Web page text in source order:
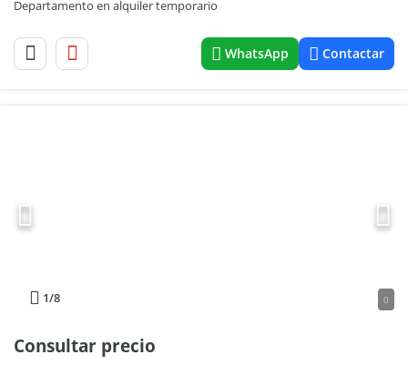
Departamento en alquiler temporario
WhatsApp Contactar
1/8 0
Consultar precio